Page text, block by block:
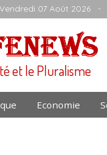
Vendredi 07 Août 2026 -
et le Pluralisme
Economie